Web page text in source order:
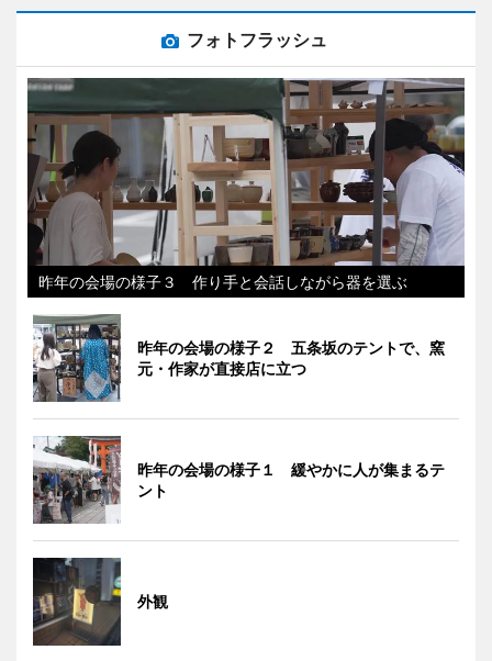
フォトフラッシュ
昨年の会場の様子３ 作り手と会話しながら器を選ぶ
昨年の会場の様子２ 五条坂のテントで、窯
元・作家が直接店に立つ
昨年の会場の様子１ 緩やかに人が集まるテ
ント
外観